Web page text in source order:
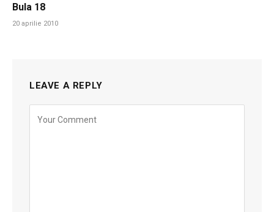
Bula 18
20 aprilie 2010
LEAVE A REPLY